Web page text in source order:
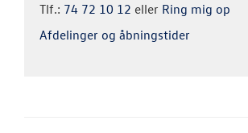
Tlf.: 74 72 10 12 eller Ring mig op
Afdelinger og åbningstider